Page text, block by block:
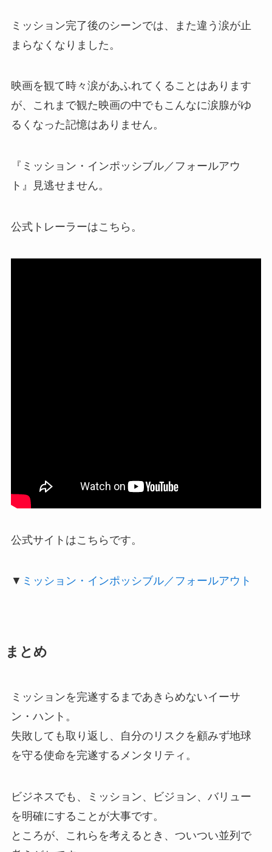
ミッション完了後のシーンでは、また違う涙が止
まらなくなりました。
映画を観て時々涙があふれてくることはあります
が、これまで観た映画の中でもこんなに涙腺がゆ
るくなった記憶はありません。
『ミッション・インポッシブル／フォールアウ
ト』見逃せません。
公式トレーラーはこちら。
公式サイトはこちらです。
▼ ミッション・インポッシブル／フォールアウト
まとめ
ミッションを完遂するまであきらめないイーサ
ン・ハント。
失敗しても取り返し、自分のリスクを顧みず地球
を守る使命を完遂するメンタリティ。
ビジネスでも、ミッション、ビジョン、バリュー
を明確にすることが大事です。
ところが、これらを考えるとき、ついつい並列で